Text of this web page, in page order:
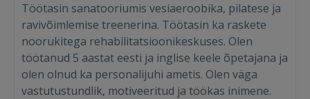
Töötasin sanatooriumis vesiaeroobika, pilatese ja
ravivõimlemise treenerina. Töötasin ka raskete
noorukitega rehabilitatsioonikeskuses. Olen
töötanud 5 aastat eesti ja inglise keele õpetajana ja
olen olnud ka personalijuhi ametis. Olen väga
vastutustundlik, motiveeritud ja töökas inimene.